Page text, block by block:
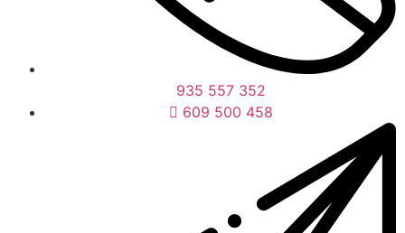
935 557 352
609 500 458